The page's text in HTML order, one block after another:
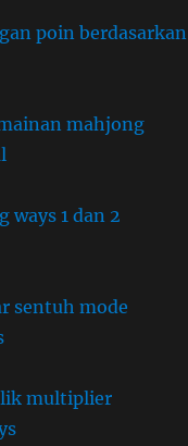
poin berdasarkan
mahjong
1 dan 2
sentuh mode
multiplier